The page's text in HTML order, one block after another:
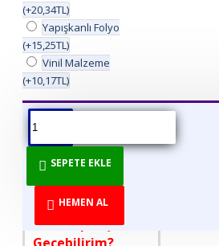
(+20,34TL)
Yapışkanlı Folyo
(+15,25TL)
Vinil Malzeme
(+10,17TL)
SEPETE EKLE
HEMEN AL
ÜRÜN BILGISI ÜRÜN YORUMLARI
DİREKT ÜRETİCİDEN
TÜKETİCİYE!
Nasıl Sipariş